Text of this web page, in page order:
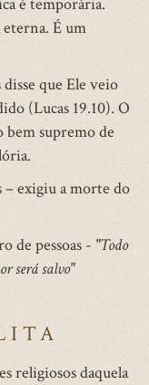
eterna. É um
que Ele veio
(Lucas 19.10). O
supremo de
– exigiu a morte do
de pessoas - "Todo
será salvo"
religiosos daquela